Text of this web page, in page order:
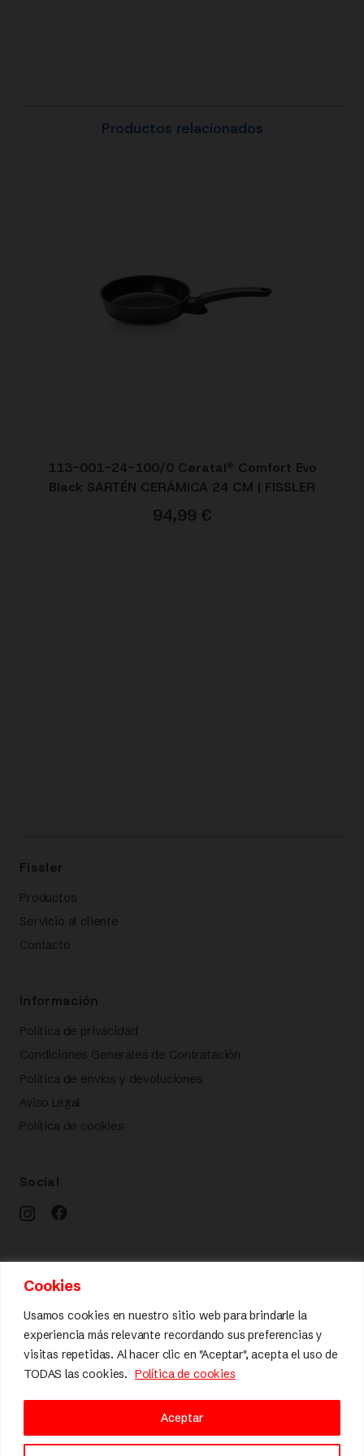
Cookies
Usamos cookies en nuestro sitio web para brindarle la
experiencia más relevante recordando sus preferencias y
visitas repetidas. Al hacer clic en "Aceptar", acepta el uso de
TODAS las cookies. Política de cookies
Aceptar
Productos relacionados
113-001-24-100/0 Ceratal® Comfort Evo
Black SARTÉN CERÁMICA 24 CM | FISSLER
94,99 €
Fissler
Productos
Servicio al cliente
Contacto
Información
Política de privacidad
Condiciones Generales de Contratación
Política de envíos y devoluciones
Aviso Legal
Política de cookies
Social